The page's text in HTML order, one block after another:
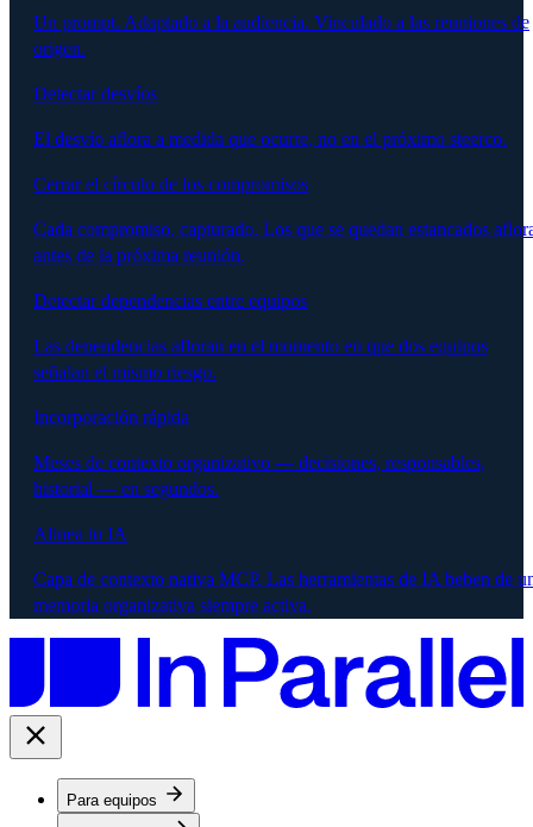
Un prompt. Adaptado a la audiencia. Vinculado a las reuniones de
origen.
Detectar desvíos
El desvío aflora a medida que ocurre, no en el próximo steerco.
Cerrar el círculo de los compromisos
Cada compromiso, capturado. Los que se quedan estancados
antes de la próxima reunión.
Detectar dependencias entre equipos
Las dependencias afloran en el momento en que dos equipos
señalan el mismo riesgo.
Incorporación rápida
Meses de contexto organizativo — decisiones, responsables,
historial — en segundos.
Alinea tu IA
Capa de contexto nativa MCP. Las herramientas de IA beben de
memoria organizativa siempre activa.
Para equipos